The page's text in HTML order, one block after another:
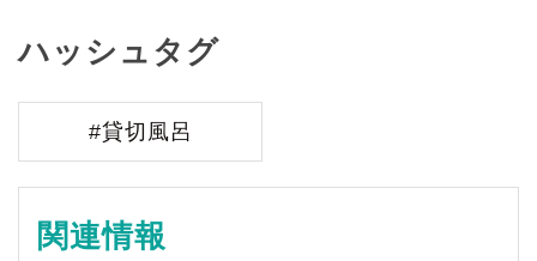
ハッシュタグ
#貸切風呂
関連情報